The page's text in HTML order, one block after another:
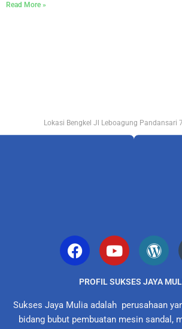
Read More »
Lokasi Bengkel Jl Leboagung Pandansari
PROFIL SUKSES JAYA
Sukses Jaya Mulia adalah perusahaan
bidang bubut pembuatan mesin sandal,